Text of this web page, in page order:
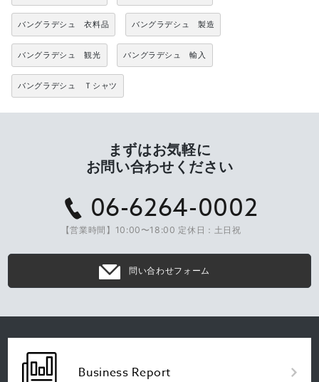
バングラデシュ 衣料品 バングラデシュ 製造
バングラデシュ 観光 バングラデシュ 輸入
バングラデシュ Ｔシャツ
まずはお気軽に
お問い合わせください
06-6264-0002
【営業時間】10:00〜18:00 定休日：土日祝
問い合わせフォーム
Business Report